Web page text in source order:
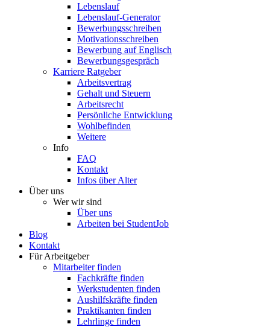
Lebenslauf
Lebenslauf-Generator
Bewerbungsschreiben
Motivationsschreiben
Bewerbung auf Englisch
Bewerbungsgespräch
Karriere Ratgeber
Arbeitsvertrag
Gehalt und Steuern
Arbeitsrecht
Persönliche Entwicklung
Wohlbefinden
Weitere
Info
FAQ
Kontakt
Infos über Alter
Über uns
Wer wir sind
Über uns
Arbeiten bei StudentJob
Blog
Kontakt
Für Arbeitgeber
Mitarbeiter finden
Fachkräfte finden
Werkstudenten finden
Aushilfskräfte finden
Praktikanten finden
Lehrlinge finden